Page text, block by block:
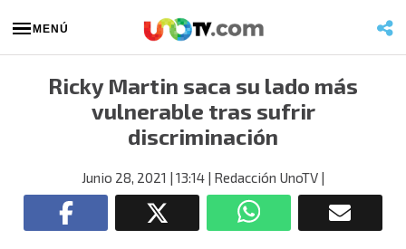
MENÚ
Ricky Martin saca su lado más
vulnerable tras sufrir
discriminación
Junio 28, 2021 | 13:14 | Redacción UnoTV |